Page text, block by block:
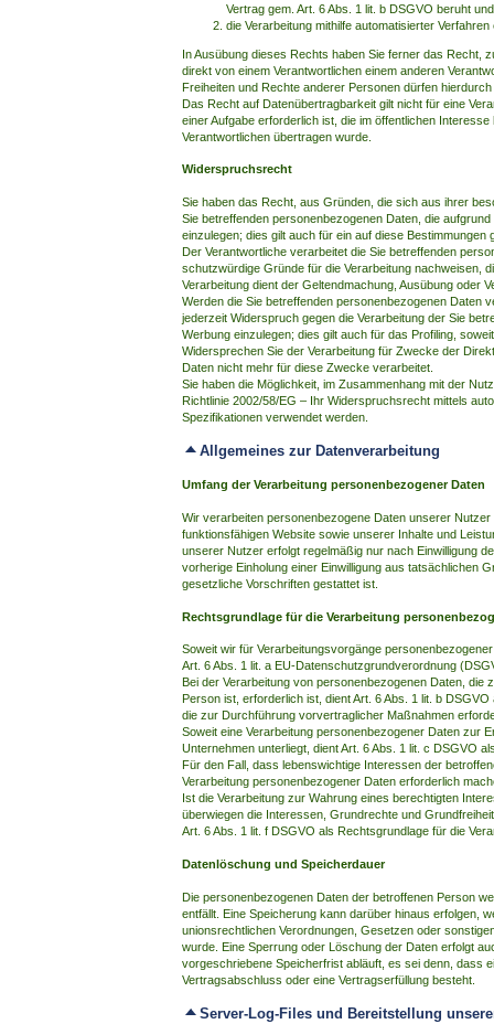
Vertrag gem. Art. 6 Abs. 1 lit. b DSGVO beruht und
die Verarbeitung mithilfe automatisierter Verfahren
In Ausübung dieses Rechts haben Sie ferner das Recht,
direkt von einem Verantwortlichen einem anderen
Freiheiten und Rechte anderer Personen dürfen
Das Recht auf Datenübertragbarkeit gilt nicht für eine
einer Aufgabe erforderlich ist, die im öffentlichen
Verantwortlichen übertragen wurde.
Widerspruchsrecht
Sie haben das Recht, aus Gründen, die sich aus ihrer
Sie betreffenden personenbezogenen Daten, die
einzulegen; dies gilt auch für ein auf diese Bestimmungen
Der Verantwortliche verarbeitet die Sie betreffenden
schutzwürdige Gründe für die Verarbeitung nachweisen,
Verarbeitung dient der Geltendmachung, Ausübung oder
Werden die Sie betreffenden personenbezogenen Daten
jederzeit Widerspruch gegen die Verarbeitung der Sie
Werbung einzulegen; dies gilt auch für das Profiling,
Widersprechen Sie der Verarbeitung für Zwecke der
Daten nicht mehr für diese Zwecke verarbeitet.
Sie haben die Möglichkeit, im Zusammenhang mit der
Richtlinie 2002/58/EG – Ihr Widerspruchsrecht mittels
Spezifikationen verwendet werden.
Allgemeines zur Datenverarbeitung
Umfang der Verarbeitung personenbezogener Daten
Wir verarbeiten personenbezogene Daten unserer
funktionsfähigen Website sowie unserer Inhalte und
unserer Nutzer erfolgt regelmäßig nur nach Einwilligung
vorherige Einholung einer Einwilligung aus tatsächlichen
gesetzliche Vorschriften gestattet ist.
Rechtsgrundlage für die Verarbeitung
Soweit wir für Verarbeitungsvorgänge
Art. 6 Abs. 1 lit. a EU-Datenschutzgrundverordnung
Bei der Verarbeitung von personenbezogenen Daten,
Person ist, erforderlich ist, dient Art. 6 Abs. 1 lit. b
die zur Durchführung vorvertraglicher Maßnahmen
Soweit eine Verarbeitung personenbezogener Daten zur
Unternehmen unterliegt, dient Art. 6 Abs. 1 lit. c DSGVO
Für den Fall, dass lebenswichtige Interessen der
Verarbeitung personenbezogener Daten erforderlich
Ist die Verarbeitung zur Wahrung eines berechtigten
überwiegen die Interessen, Grundrechte und
Art. 6 Abs. 1 lit. f DSGVO als Rechtsgrundlage für die
Datenlöschung und Speicherdauer
Die personenbezogenen Daten der betroffenen Person
entfällt. Eine Speicherung kann darüber hinaus erfolgen,
unionsrechtlichen Verordnungen, Gesetzen oder
wurde. Eine Sperrung oder Löschung der Daten erfolgt
vorgeschriebene Speicherfrist abläuft, es sei denn, dass
Vertragsabschluss oder eine Vertragserfüllung besteht.
Server-Log-Files und Bereitstellung